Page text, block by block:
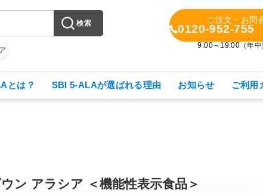
検索 ご注文・お問
0120-952-755
9:00～19:00（年中
とは？ SBI 5-ALAが選ばれる理由 お知らせ ご利用
ン アラシア ＜機能性表示食品＞